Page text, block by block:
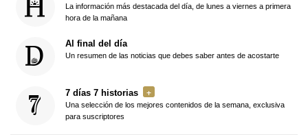
La información más destacada del día, de lunes a viernes a primera
hora de la mañana
Al final del día
Un resumen de las noticias que debes saber antes de acostarte
7 días 7 historias
Una selección de los mejores contenidos de la semana, exclusiva
para suscriptores